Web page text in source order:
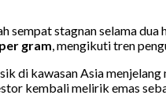
sempat stagnan selama
gram, mengikuti tren
di kawasan Asia
kembali melirik emas